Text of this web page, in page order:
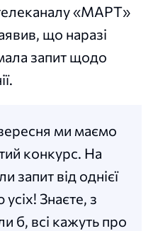
«МАРТ»
що наразі
запит щодо
ми маємо
конкурс. На
запит від однієї
Знаєте, з
б, всі кажуть про